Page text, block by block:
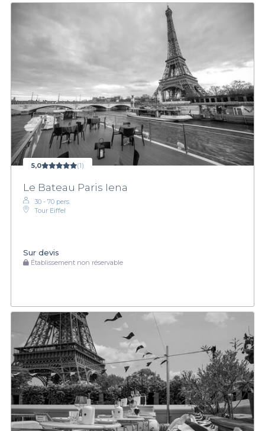
5,0 (1)
Le Bateau Paris Iena
30 - 70 pers.
Tour Eiffel
Sur devis
Établissement non réservable